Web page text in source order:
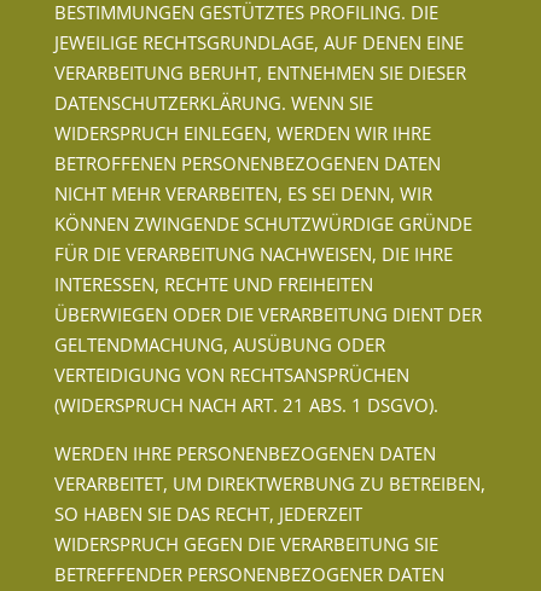
BESTIMMUNGEN GESTÜTZTES PROFILING. DIE
JEWEILIGE RECHTSGRUNDLAGE, AUF DENEN EINE
VERARBEITUNG BERUHT, ENTNEHMEN SIE DIESER
DATENSCHUTZERKLÄRUNG. WENN SIE
WIDERSPRUCH EINLEGEN, WERDEN WIR IHRE
BETROFFENEN PERSONENBEZOGENEN DATEN
NICHT MEHR VERARBEITEN, ES SEI DENN, WIR
KÖNNEN ZWINGENDE SCHUTZWÜRDIGE GRÜNDE
FÜR DIE VERARBEITUNG NACHWEISEN, DIE IHRE
INTERESSEN, RECHTE UND FREIHEITEN
ÜBERWIEGEN ODER DIE VERARBEITUNG DIENT DER
GELTENDMACHUNG, AUSÜBUNG ODER
VERTEIDIGUNG VON RECHTSANSPRÜCHEN
(WIDERSPRUCH NACH ART. 21 ABS. 1 DSGVO).
WERDEN IHRE PERSONENBEZOGENEN DATEN
VERARBEITET, UM DIREKTWERBUNG ZU BETREIBEN,
SO HABEN SIE DAS RECHT, JEDERZEIT
WIDERSPRUCH GEGEN DIE VERARBEITUNG SIE
BETREFFENDER PERSONENBEZOGENER DATEN